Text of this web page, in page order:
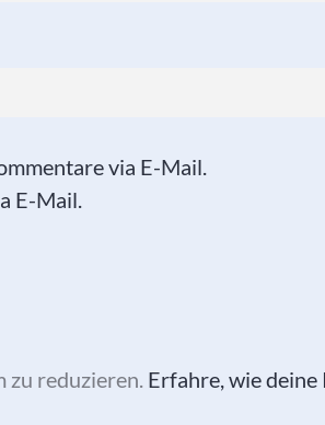
via E-Mail.
E-Mail.
zu reduzieren. Erfahre, wie